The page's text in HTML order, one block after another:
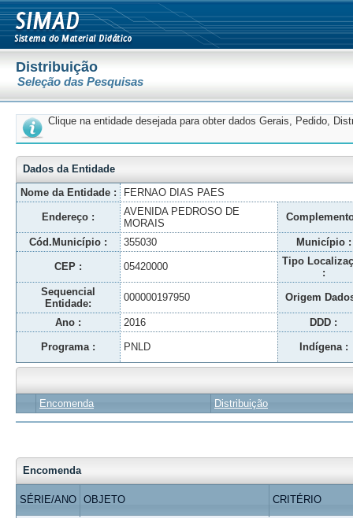
Distribuição
Seleção das Pesquisas
Clique na entidade desejada para obter dados Gerais, Pedido,
Dados da Entidade
Nome da Entidade :
FERNAO DIAS PAES
Endereço :
AVENIDA PEDROSO DE
MORAIS
Cód.Município : 355030 Município :
CEP : 05420000
Tipo
:
Sequencial
Entidade:
000000197950 Origem
Ano : 2016 DDD :
Programa : PNLD Indígena :
Encomenda Distribuição
Encomenda
SÉRIE/ANO OBJETO CRITÉRIO